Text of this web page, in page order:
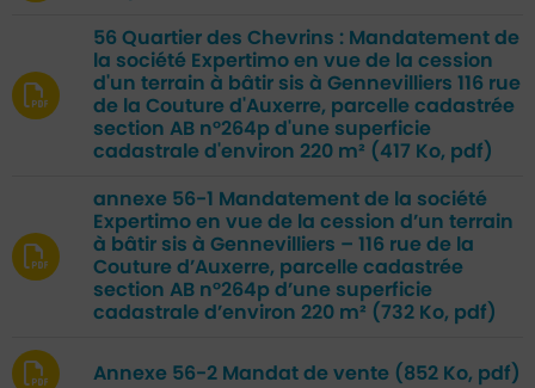
56 Quartier des Chevrins : Mandatement de
la société Expertimo en vue de la cession
d'un terrain à bâtir sis à Gennevilliers 116 rue
de la Couture d'Auxerre, parcelle cadastrée
section AB n°264p d'une superficie
cadastrale d'environ 220 m² (417 Ko, pdf)
annexe 56-1 Mandatement de la société
Expertimo en vue de la cession d’un terrain
à bâtir sis à Gennevilliers – 116 rue de la
Couture d’Auxerre, parcelle cadastrée
section AB n°264p d’une superficie
cadastrale d’environ 220 m² (732 Ko, pdf)
Annexe 56-2 Mandat de vente (852 Ko, pdf)